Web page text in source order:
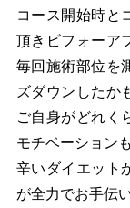
コース開始時と
頂きビフォーア
毎回施術部位を
ズダウンしたか
ご自身がどれく
モチベーション
辛いダイエット
が全力でお手伝